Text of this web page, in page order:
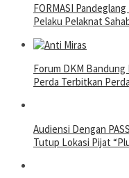
FORMASI
Pelaku Pelaknat
Forum DKM Bandung
Perda Terbitkan
Audiensi Dengan
Tutup Lokasi Pijat